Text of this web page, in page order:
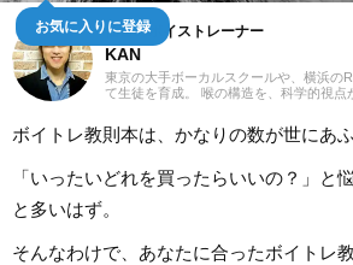
お気に入りに登録仙台のボイストレーナー
KAN
東京の大手ボーカルスクールや、横浜の
て生徒を育成。 喉の構造を、科学的視
ング法で多くの悩みを解決し、延べ300
は、宮城県仙台で指導しています。
ドバイスいたします。また、出張レッス
ご依頼頂ければ、あなたの街にもお伺い
せ下さい。
ボイトレ教則本は、かなりの数が世にあ
「いったいどれを買ったらいいの？」と
と多いはず。
そんなわけで、あなたに合ったボイトレ